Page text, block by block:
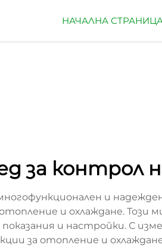
НАЧАЛНА
за
и
и охлаждане. Този
и настройки. С
за отопление и